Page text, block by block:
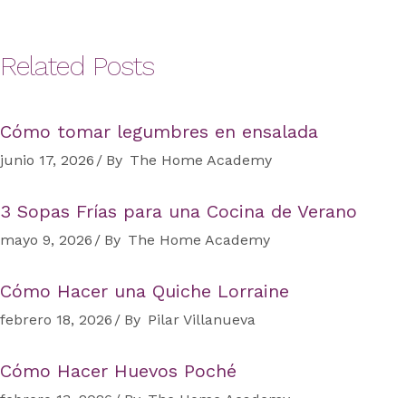
Related Posts
Cómo tomar legumbres en ensalada
junio 17, 2026 By The Home Academy
3 Sopas Frías para una Cocina de Verano
mayo 9, 2026 By The Home Academy
Cómo Hacer una Quiche Lorraine
febrero 18, 2026 By Pilar Villanueva
Cómo Hacer Huevos Poché